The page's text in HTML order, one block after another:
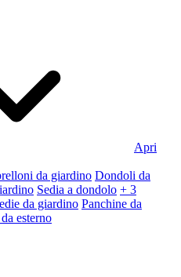
Apri
da giardino Dondoli da
Sedia a dondolo + 3
da giardino Panchine da
esterno